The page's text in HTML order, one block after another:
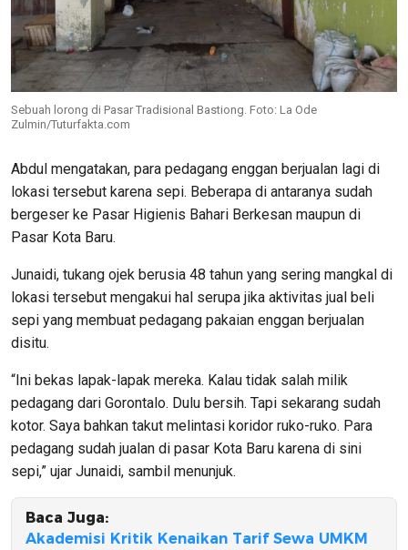
Sebuah lorong di Pasar Tradisional Bastiong. Foto: La Ode
Zulmin/Tuturfakta.com
Abdul mengatakan, para pedagang enggan berjualan lagi di
lokasi tersebut karena sepi. Beberapa di antaranya sudah
bergeser ke Pasar Higienis Bahari Berkesan maupun di
Pasar Kota Baru.
Junaidi, tukang ojek berusia 48 tahun yang sering mangkal di
lokasi tersebut mengakui hal serupa jika aktivitas jual beli
sepi yang membuat pedagang pakaian enggan berjualan
disitu.
“Ini bekas lapak-lapak mereka. Kalau tidak salah milik
pedagang dari Gorontalo. Dulu bersih. Tapi sekarang sudah
kotor. Saya bahkan takut melintasi koridor ruko-ruko. Para
pedagang sudah jualan di pasar Kota Baru karena di sini
sepi,” ujar Junaidi, sambil menunjuk.
Baca Juga:
Akademisi Kritik Kenaikan Tarif Sewa UMKM